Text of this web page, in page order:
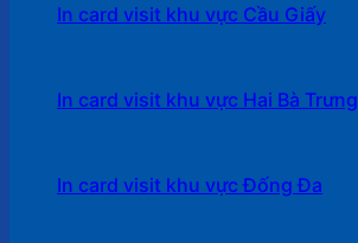
In card visit khu vực Cầu Giấy
In card visit khu vực Hai Bà Trưng
In card visit khu vực Đống Đa